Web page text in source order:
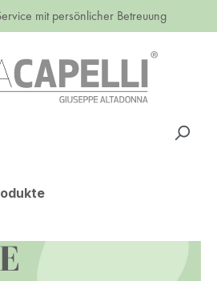
mit persönlicher Betreuung